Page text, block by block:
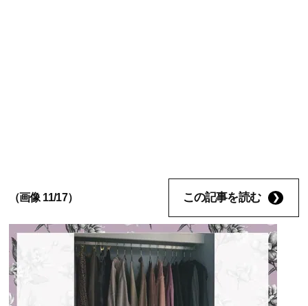
（画像 11/17） この記事を読む